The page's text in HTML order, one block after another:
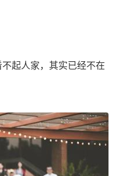
起人家，其实已经不在